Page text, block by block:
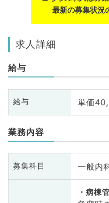
最新の募集状況
求人詳細
給与
給与 単価
業務内容
募集科目 一般内
病棟